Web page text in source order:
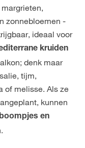
zonnebloemen -
ideaal voor
kruiden
denk maar
tijm,
of melisse. Als ze
kunnen
en